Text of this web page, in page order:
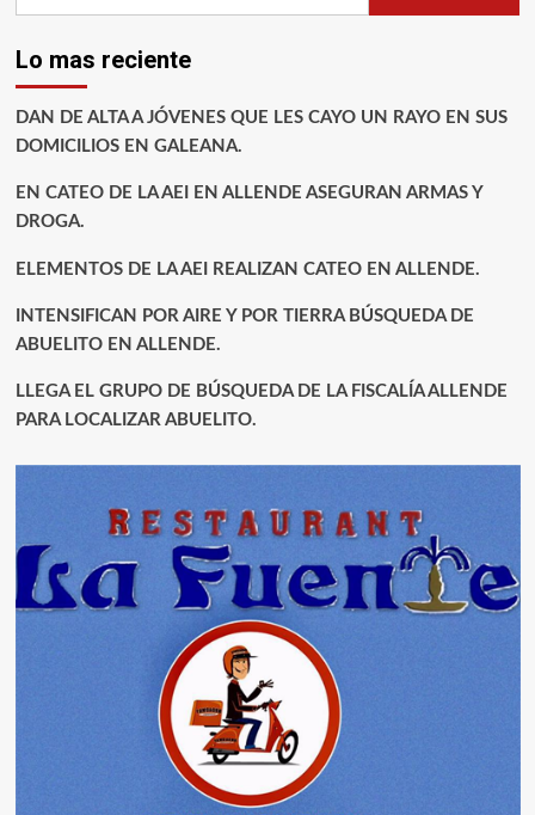
Lo mas reciente
DAN DE ALTA A JÓVENES QUE LES CAYO UN RAYO EN SUS
DOMICILIOS EN GALEANA.
EN CATEO DE LA AEI EN ALLENDE ASEGURAN ARMAS Y
DROGA.
ELEMENTOS DE LA AEI REALIZAN CATEO EN ALLENDE.
INTENSIFICAN POR AIRE Y POR TIERRA BÚSQUEDA DE
ABUELITO EN ALLENDE.
LLEGA EL GRUPO DE BÚSQUEDA DE LA FISCALÍA ALLENDE
PARA LOCALIZAR ABUELITO.